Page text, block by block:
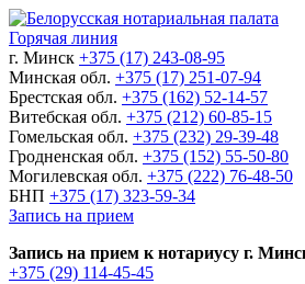
Горячая линия
г. Минск +375 (17) 243-08-95
Минская обл. +375 (17) 251-07-94
Брестская обл. +375 (162) 52-14-57
Витебская обл. +375 (212) 60-85-15
Гомельская обл. +375 (232) 29-39-48
Гродненская обл. +375 (152) 55-50-80
Могилевская обл. +375 (222) 76-48-50
БНП +375 (17) 323-59-34
Запись на прием
Запись на прием к нотариусу г.
+375 (29) 114-45-45